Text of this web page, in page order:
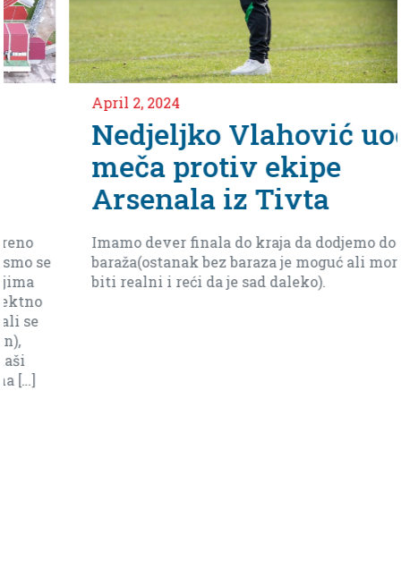
April 2, 2024
Nedjeljko Vlahović uoči
meča protiv ekipe
Arsenala iz Tivta
Imamo dever finala do kraja da dodjemo do
baraža(ostanak bez baraza je moguć ali moramo
biti realni i reći da je sad daleko).